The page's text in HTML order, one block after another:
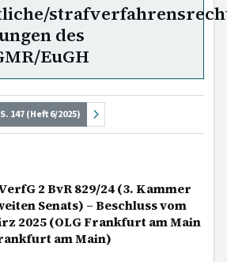
des
EuGH
S. 147 (Heft 6/2025)
2 BvR 829/24 (3. Kammer
Senats) – Beschluss vom
2025 (OLG Frankfurt am Main
am Main)